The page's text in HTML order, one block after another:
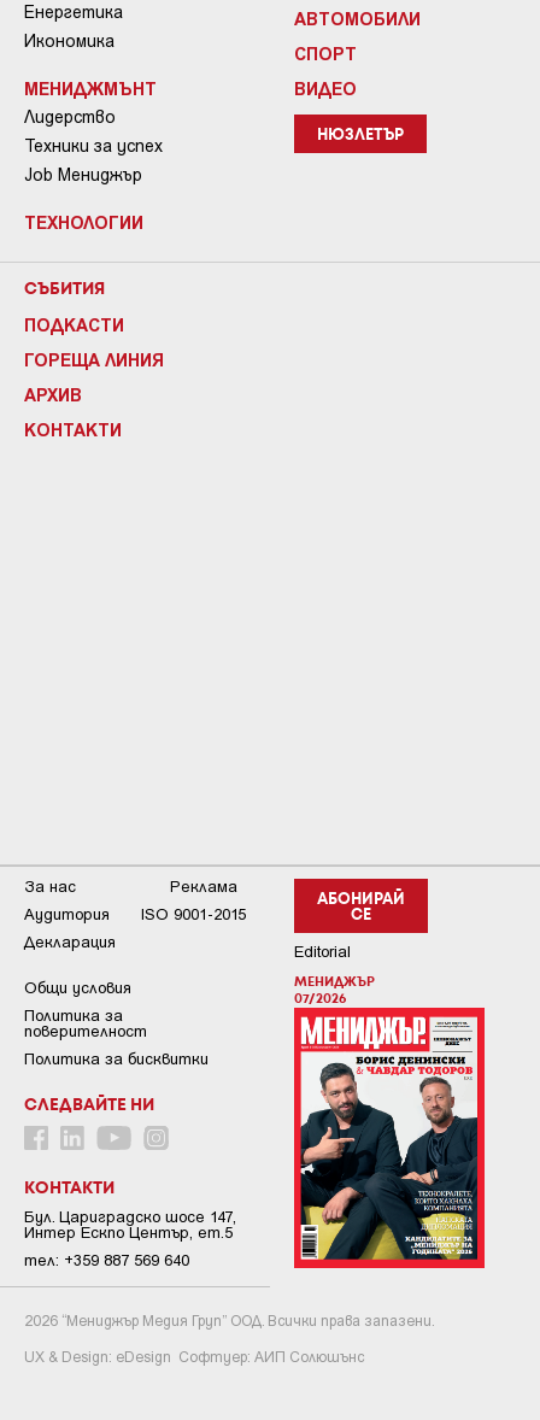
Енергетика
Икономика
МЕНИДЖМЪНТ
Лидерство
Техники за успех
Job Мениджър
ТЕХНОЛОГИИ
АВТОМОБИЛИ
СПОРТ
ВИДЕО
НЮЗЛЕТЪР
СЪБИТИЯ
ПОДКАСТИ
ГОРЕЩА ЛИНИЯ
АРХИВ
КОНТАКТИ
АБОНИРАЙ
СЕ
Editorial
МЕНИДЖЪР
07/2026
За нас
Реклама
Аудитория
ISO 9001-2015
Декларация
Общи условия
Пoлитикa зa
пoвepитeлнocт
Политика за бисквитки
СЛЕДВАЙТЕ НИ
КОНТАКТИ
Бул. Цариградско шосе 147,
Интер Ескпо Център, ет.5
тел: +359 887 569 640
2026 “Мениджър Медия Груп” ООД. Всички права запазени.
UX & Design: eDesign Софтуер: АИП Солюшънс